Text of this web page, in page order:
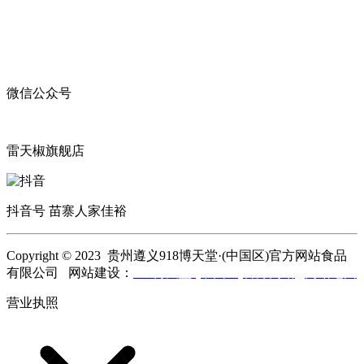
微信公众号
雷天椒旗舰店
抖音号 苗寨人家佳裕
Copyright © 2023 贵州遵义918博天堂·(中国区)官方网站食品
有限公司 网站建设：
营业执照